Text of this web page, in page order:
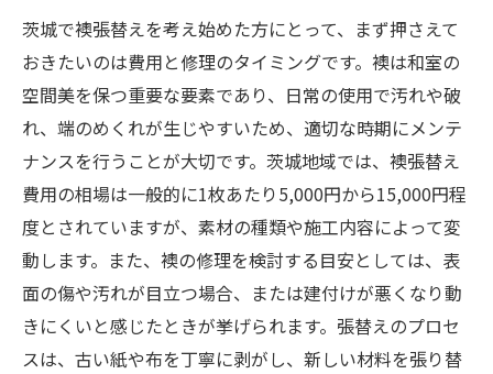
め業者の選び方
襖張替え費用と修理時期のまとめ〜茨城で快適
な和室を長持ちさせるコツ〜
茨城で襖張替えを考え始めた方にとって、まず押さえて
おきたいのは費用と修理のタイミングです。襖は和室の
空間美を保つ重要な要素であり、日常の使用で汚れや破
れ、端のめくれが生じやすいため、適切な時期にメンテ
ナンスを行うことが大切です。茨城地域では、襖張替え
費用の相場は一般的に1枚あたり5,000円から15,000円程
度とされていますが、素材の種類や施工内容によって変
動します。また、襖の修理を検討する目安としては、表
面の傷や汚れが目立つ場合、または建付けが悪くなり動
きにくいと感じたときが挙げられます。張替えのプロセ
スは、古い紙や布を丁寧に剥がし、新しい材料を張り替